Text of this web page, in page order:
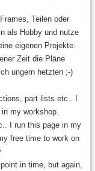
Teilen oder
als Hobby und nutze
eigenen Projekte.
Zeit die Pläne
ungern hetzten ;-)
part lists etc.. I
my workshop.
I run this page in my
free time to work on
in time, but again,